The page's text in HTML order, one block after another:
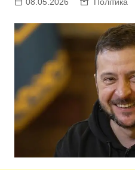
08.05.2026 Політика